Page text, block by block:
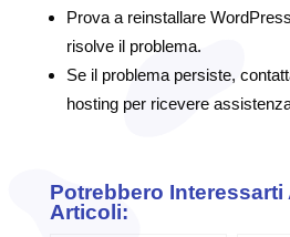
Prova a reinstallare
risolve il problema.
Se il problema persiste,
hosting per ricevere
Potrebbero Interessarti
Articoli: